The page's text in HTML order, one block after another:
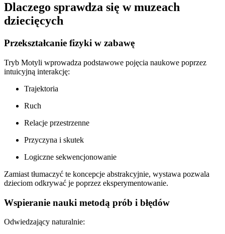
Dlaczego sprawdza się w muzeach
dziecięcych
Przekształcanie fizyki w zabawę
Tryb Motyli wprowadza podstawowe pojęcia naukowe poprzez
intuicyjną interakcję:
Trajektoria
Ruch
Relacje przestrzenne
Przyczyna i skutek
Logiczne sekwencjonowanie
Zamiast tłumaczyć te koncepcje abstrakcyjnie, wystawa pozwala
dzieciom odkrywać je poprzez eksperymentowanie.
Wspieranie nauki metodą prób i błędów
Odwiedzający naturalnie: